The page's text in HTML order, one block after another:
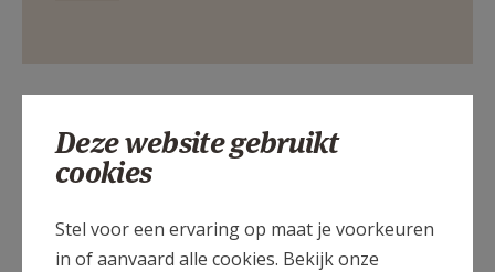
Deel dit artikel
Deze website gebruikt
cookies
Stel voor een ervaring op maat je voorkeuren
in of aanvaard alle cookies. Bekijk onze